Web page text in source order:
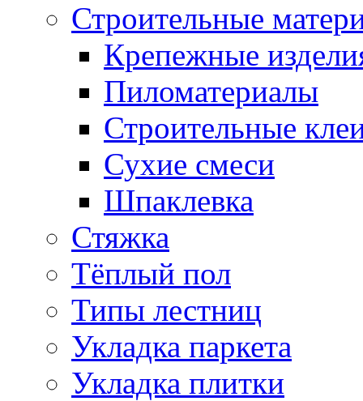
Строительные
Крепежные
Пиломатериалы
Строительные
Сухие смеси
Шпаклевка
Стяжка
Тёплый пол
Типы лестниц
Укладка паркета
Укладка плитки